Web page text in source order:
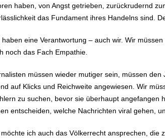
haben, von Angst getrieben, zurückrudernd
das Fundament ihres Handelns sind.
eine Verantwortung – auch wir. Wir
noch das Fach Empathie.
müssen wieder mutiger sein, müssen
auf Klicks und Reichweite angewiesen. Wir
zu suchen, bevor sie überhaupt
entscheiden, welche Nachrichten viral gehen,
ich auch das Völkerrecht ansprechen,